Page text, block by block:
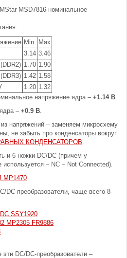
MSD7816 номинальное
Min
Max
3.14 3.46
1.70 1.90
1.42 1.58
1.20 1.32
напряжение ядра –+1.14 В
– +0.9 В
из напряжений – заменяем микросхему
не забыть про конденсаторы вокруг
КОНДЕНСАТОРОВ
и 6-ножки DC/DC (причем у
– NC – Not Connected).
DC-преобразователи, чаще всего 8-
DC/DC-преобразователи –